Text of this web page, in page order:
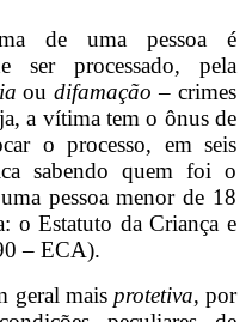
de uma pessoa é
ser processado, pela
oudifamação – crimes
a vítima tem o ônus de
o processo, em seis
sabendo quem foi o
pessoa menor de 18
o Estatuto da Criança e
– ECA).
geral mais protetiva, por